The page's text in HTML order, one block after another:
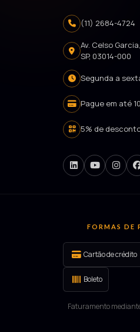
(11) 2684-4724
Av. Celso
SP, 03014-000
Segunda a
Pague em até
5% de
FORMAS DE
Cartão de crédito
Boleto
Faturamento